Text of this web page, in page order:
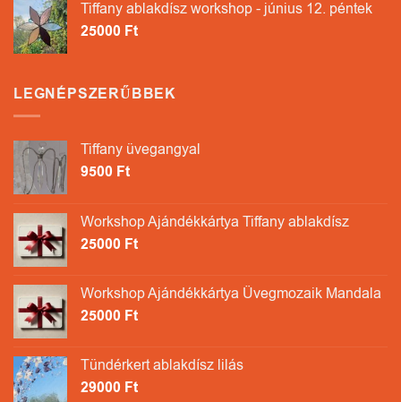
Tiffany ablakdísz workshop - június 12. péntek
25000 Ft
LEGNÉPSZERŰBBEK
Tiffany üvegangyal
9500 Ft
Workshop Ajándékkártya Tiffany ablakdísz
25000 Ft
Workshop Ajándékkártya Üvegmozaik Mandala
25000 Ft
Tündérkert ablakdísz lilás
29000 Ft